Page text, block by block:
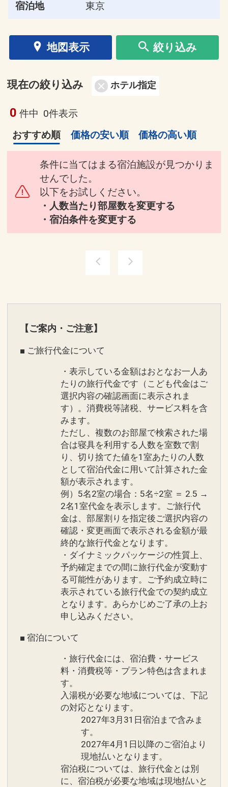
宿泊地 東京
地図表示 絞り込み
現在の絞り込み ホテル指定
0 件中 0件表示
おすすめ順
価格の安い順 価格の高い順
条件に当てはまる宿泊施設が見つかりま
せんでした。
以下をお試しください。
・人数当たり部屋数を変更する
・宿泊条件を変更する
【ご案内・ご注意】
■ ご旅行代金について
・表示している金額はおとなお一人あ
たりの旅行代金です（こども代金はご
選択内容の確認画面に表示されま
す）。消費税等諸税、サービス料を含
みます。
ただし、複数のお部屋で検索された場
合は寝具を利用する人数を室数で割
り、切り捨てた値を1室あたりの人数
として宿泊代金に用いて計算された金
額が表示されます。
例）5名2室の場合：5名÷2室 ＝ 2.5 →
2名1室代金を表示します。ご旅行代
金は、部屋割りを指定後ご選択内容の
確認・変更画面で表示される金額が最
終的な旅行代金となります。
・ダイナミックパッケージの性質上、
予約確定までの間に旅行代金が変動す
る可能性があります。ご予約成立時に
表示されている旅行代金での契約成立
となります。あらかじめご了承の上お
申し込みください。
■ 宿泊について
・旅行代金には、宿泊費・サービス
料・消費税等・プラン特色は含まれま
す。
入湯税が必要な地域については、下記
の対応となります。
2027年3月31日宿泊まで含みま
す。
2027年4月1日以降のご宿泊より
現地払いとなります。
宿泊税については、旅行代金とは別
に、宿泊税が必要な地域は現地払いと